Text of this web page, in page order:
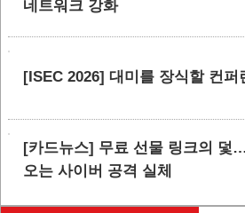
네트워크 강화
[ISEC 2026] 대미를 장식할 컨퍼
[카드뉴스] 무료 선물 링크의 덫
오는 사이버 공격 실체